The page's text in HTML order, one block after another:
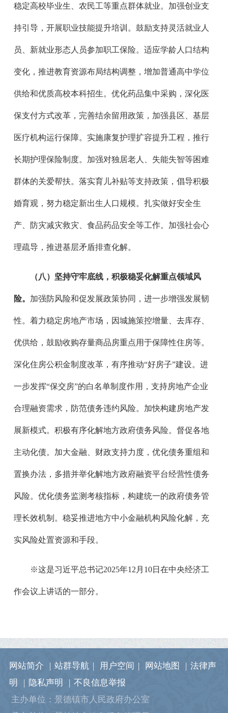
稳定高校毕业生、农民工等重点群体就业。加强创业支
持引导，开展职业技能提升培训。鼓励支持灵活就业人
员、新就业形态人员参加职工保险。适应学龄人口结构
变化，推进教育资源布局结构调整，增加普通高中学位
供给和优质高校本科招生。优化药品集中采购，深化医
保支付方式改革，完善结余留用政策，加强县区、基层
医疗机构运行保障。实施康复护理扩容提升工程，推行
长期护理保险制度。加强对独居老人、失能失智等困难
群体的关爱帮扶。落实育儿补贴等支持政策，倡导积极
婚育观，努力稳定新出生人口规模。扎实做好安全生
产、防灾减灾救灾、食品药品安全等工作。加强社会心
理疏导，推进基层矛盾排查化解。
（八）坚持守牢底线，积极稳妥化解重点领域风
险。 加强防风险和促发展政策协同，进一步增强发展韧
性。着力稳定房地产市场，因城施策控增量、去库存、
优供给，鼓励收购存量商品房重点用于保障性住房等。
深化住房公积金制度改革，有序推动“好房子”建设。进
一步发挥“保交房”的白名单制度作用，支持房地产企业
合理融资需求，防范债务违约风险。加快构建房地产发
展新模式。积极有序化解地方政府债务风险。督促各地
主动化债。加大金融、财政支持力度，优化债务重组和
置换办法，多措并举化解地方政府融资平台经营性债务
风险。优化债务监测考核指标，构建统一的政府债务管
理长效机制。稳妥推进地方中小金融机构风险化解，充
实风险处置资源和手段。
※这是习近平总书记2025年12月10日在中央经济工
作会议上讲话的一部分。
网站简介 | 站群导航 | 用户空间 | 网站地图 | 法律声
明
| 隐私声明 | 不良信息举报
主办单位：景德镇市人民政府办公室